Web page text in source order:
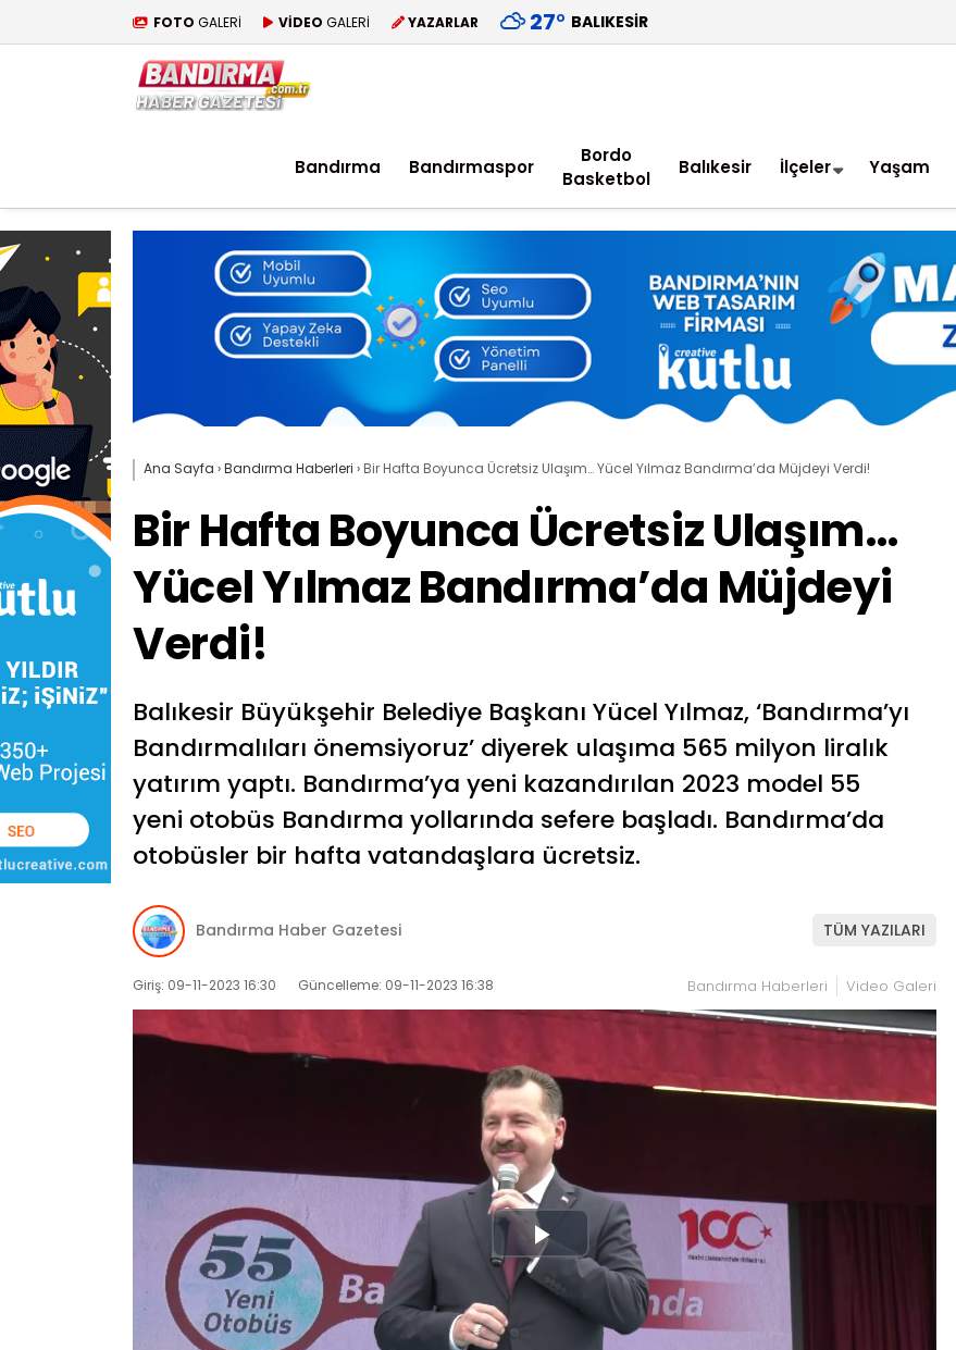
FOTO GALERİ VİDEO GALERİ YAZARLAR 27° BALIKESIR
Bandırma Bandırmaspor
Bordo
Basketbol
Balıkesir İlçeler Yaşam
Ana Sayfa ›Bandırma Haberleri › Bir Hafta Boyunca Ücretsiz Ulaşım… Yücel Yılmaz Bandırma’da Müjdeyi Verdi!
Bir Hafta Boyunca Ücretsiz Ulaşım…
Yücel Yılmaz Bandırma’da Müjdeyi
Verdi!
Balıkesir Büyükşehir Belediye Başkanı Yücel Yılmaz, ‘Bandırma’yı
Bandırmalıları önemsiyoruz’ diyerek ulaşıma 565 milyon liralık
yatırım yaptı. Bandırma’ya yeni kazandırılan 2023 model 55
yeni otobüs Bandırma yollarında sefere başladı. Bandırma’da
otobüsler bir hafta vatandaşlara ücretsiz.
Bandırma Haber Gazetesi TÜM YAZILARI
Giriş: 09-11-2023 16:30 Güncelleme: 09-11-2023 16:38 Bandırma Haberleri Video Galeri
Play
Video